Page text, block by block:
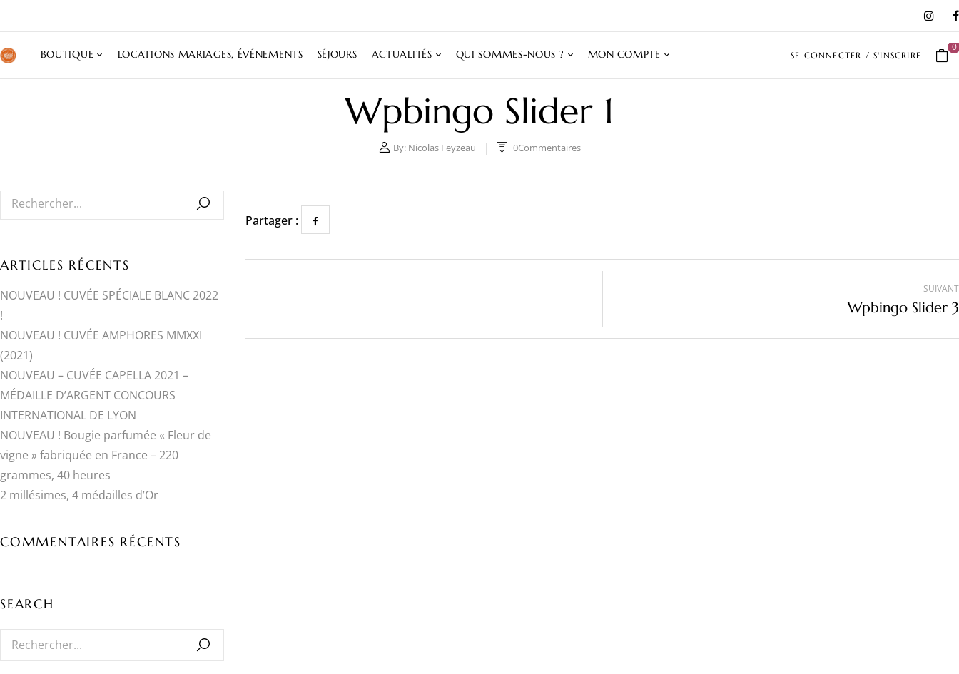
BOUTIQUE LOCATIONS MARIAGES, ÉVÉNEMENTS SÉJOURS ACTUALITÉS QUI SOMMES-NOUS ? MON COMPTE SE CONNECTER / S'INSCRIRE
0
Wpbingo Slider 1
By: Nicolas Feyzeau 0Commentaires
ARTICLES RÉCENTS
NOUVEAU ! CUVÉE SPÉCIALE BLANC 2022
!
NOUVEAU ! CUVÉE AMPHORES MMXXI
(2021)
NOUVEAU – CUVÉE CAPELLA 2021 –
MÉDAILLE D’ARGENT CONCOURS
INTERNATIONAL DE LYON
NOUVEAU ! Bougie parfumée « Fleur de
vigne » fabriquée en France – 220
grammes, 40 heures
2 millésimes, 4 médailles d’Or
COMMENTAIRES RÉCENTS
SEARCH
Partager :
SUIVANT
Wpbingo Slider 3